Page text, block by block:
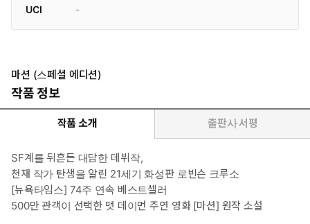
UCI
-
마션 (스페셜 에디션)
작품 정보
작품 소개 출판사 서평
SF계를 뒤흔든 대담한 데뷔작,
천재 작가 탄생을 알린 21세기 화성판 로빈슨 크루소
[뉴욕타임스] 74주 연속 베스트셀러
500만 관객이 선택한 맷 데이먼 주연 영화 [마션] 원작 소설